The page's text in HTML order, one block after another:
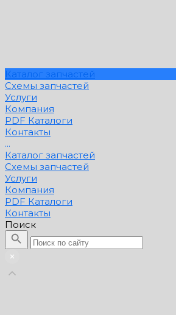
Каталог запчастей
Схемы запчастей
Услуги
Компания
PDF Каталоги
Контакты
...
Каталог запчастей
Схемы запчастей
Услуги
Компания
PDF Каталоги
Контакты
Поиск